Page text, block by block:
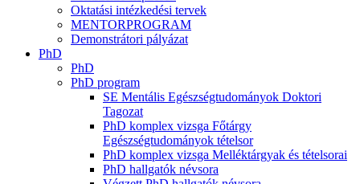
Oktatási intézkedési tervek
MENTORPROGRAM
Demonstrátori pályázat
PhD
PhD
PhD program
SE Mentális Egészségtudományok Doktori
Tagozat
PhD komplex vizsga Főtárgy
Egészségtudományok tételsor
PhD komplex vizsga Melléktárgyak és tételsorai
PhD hallgatók névsora